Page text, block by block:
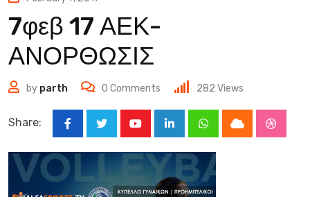
7φεβ 17 ΑΕΚ-
ΑΝΟΡΘΩΣΙΣ
by parth 0 Comments 282 Views
Share:
LinkedInWhatsappCloud